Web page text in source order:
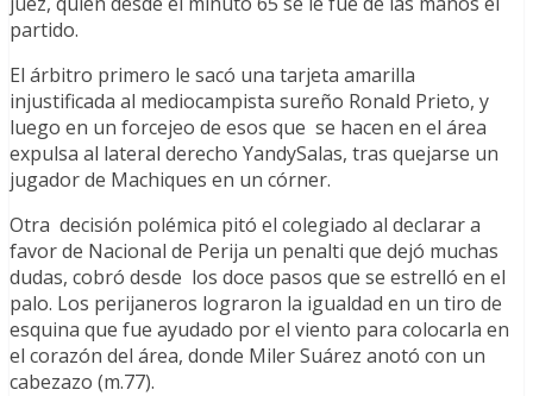
partido.
El árbitro primero le sacó una tarjeta amarilla
injustificada al mediocampista sureño Ronald Prieto, y
luego en un forcejeo de esos que se hacen en el área
expulsa al lateral derecho YandySalas, tras quejarse un
jugador de Machiques en un córner.
Otra decisión polémica pitó el colegiado al declarar a
favor de Nacional de Perija un penalti que dejó muchas
dudas, cobró desde los doce pasos que se estrelló en el
palo. Los perijaneros lograron la igualdad en un tiro de
esquina que fue ayudado por el viento para colocarla en
el corazón del área, donde Miler Suárez anotó con un
cabezazo (m.77).